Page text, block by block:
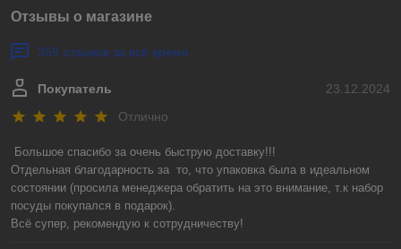
Отзывы о магазине
359 отзывов за всё время
23.12.2024
Покупатель
Отлично
Большое спасибо за очень быструю доставку!!!
Отдельная благодарность за  то, что упаковка была в идеальном
состоянии (просила менеджера обратить на это внимание, т.к набор
посуды покупался в подарок).
Всё супер, рекомендую к сотрудничеству!